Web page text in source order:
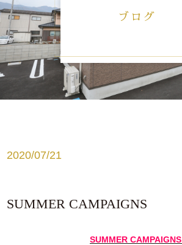
お問い合わせ
スタッフ紹介
お知らせ
腰痛でお悩みの方
medical
ブログ
2020/07/21
SUMMER CAMPAIGNS
SUMMER CAMPAIGNS